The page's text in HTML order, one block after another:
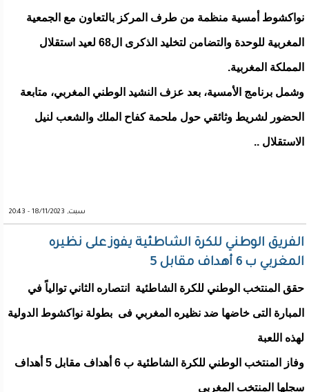
نواكشوط أمسية منظمة من طرف المركز بالتعاون مع الجمعية
المغربية للوحدة والتضامن لتخليد الذكرى ال68 لعيد استقلال
المملكة المغربية.
وشمل برنامج الأمسية، بعد عزف النشيد الوطني المغربي، متابعة
الحضور لشريط وثائقي حول ملحمة كفاح الملك والشعب لنيل
الاستقلال ..
سبت, 18/11/2023 - 20:43
الفريق الوطني للكرة الشاطئية يفوز على نظيره
المغربي ب 6 أهداف مقابل 5
حقق المنتخب الوطني للكرة الشاطئية انتصاره الثاني توالياً في
المبارة التى خاضها ضد نظيره المغربي فى بطولة نواكشوط الدولية
لهذه اللعبة
وفاز المنتخب الوطني للكرة الشاطئية ب 6 أهداف مقابل 5 أهداف
سجلها المنتخب المغربي